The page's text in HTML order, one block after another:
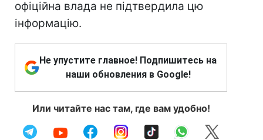
офіційна влада не підтвердила цю
інформацію.
Не упустите главное! Подпишитесь на
наши обновления в Google!
Или читайте нас там, где вам удобно!